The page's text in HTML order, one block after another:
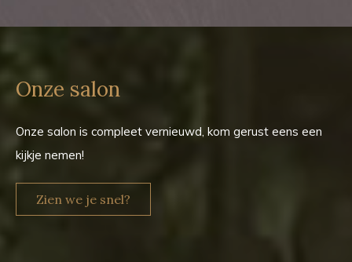
Onze salon
Onze salon is compleet vernieuwd, kom gerust eens een
kijkje nemen!
Zien we je snel?